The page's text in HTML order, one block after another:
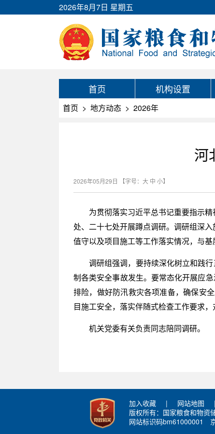
2026年8月7日 星期五
首页 机构设置
首页 > 地方动态 > 2026年
河
2026年05月29日 【字号： 大 中 小】
为贯彻落实习近平总书记重要指示
处、二十七处开展蹲点调研。调研组深
值守以及项目施工等工作落实情况，与
调研组强调，要持续深化树立和践
制各类安全事故发生。要常态化开展应
排险，做好防汛救灾各项准备，确保安
目施工安全，落实伴随式检查工作要求
机关党委有关负责同志陪同调研。
加入收藏 | 网站地图 |
版权所有：国家粮食和物资
网站标识码bm61000001